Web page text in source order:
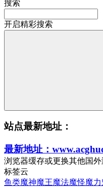
搜索
开启精彩搜索
站点最新地址：
最新地址：
浏览器缓存或更换其他国外
标签云
鱼类魔神魔王魔法魔怪魔力